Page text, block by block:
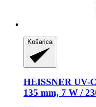
Košarica
HEISSNER UV-​
135 mm, 7 W /